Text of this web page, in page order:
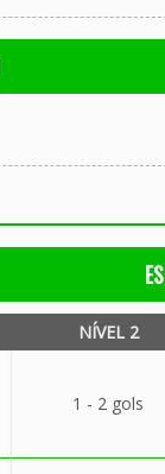
NÍVEL 2
1 - 2 gols